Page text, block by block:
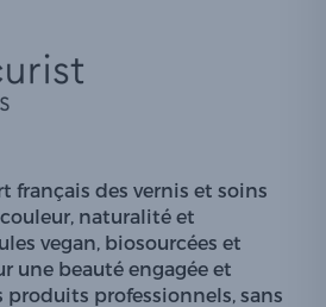
français des vernis et soins
naturalité et
vegan, biosourcées et
une beauté engagée et
produits professionnels, sans